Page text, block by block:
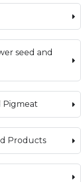
seed and
Pigmeat
Products